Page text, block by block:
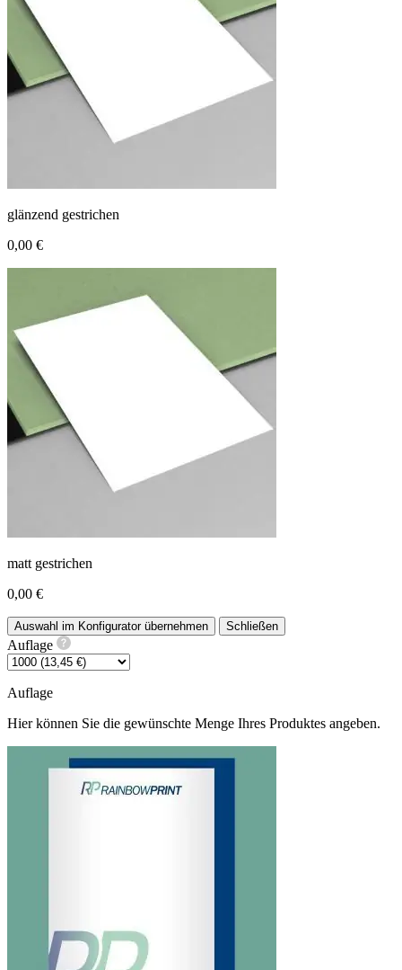
glänzend gestrichen
0,00 €
matt gestrichen
0,00 €
Auswahl im Konfigurator übernehmen Schließen
Auflage
Auflage
Hier können Sie die gewünschte Menge Ihres Produktes angeben.